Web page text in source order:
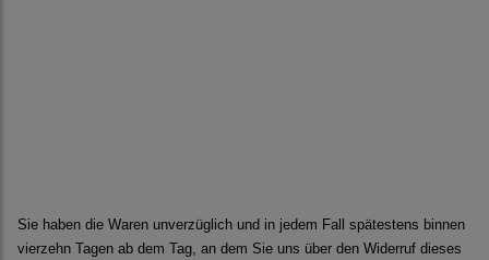
Sie haben die Waren unverzüglich und in jedem Fall spätestens binnen
vierzehn Tagen ab dem Tag, an dem Sie uns über den Widerruf dieses